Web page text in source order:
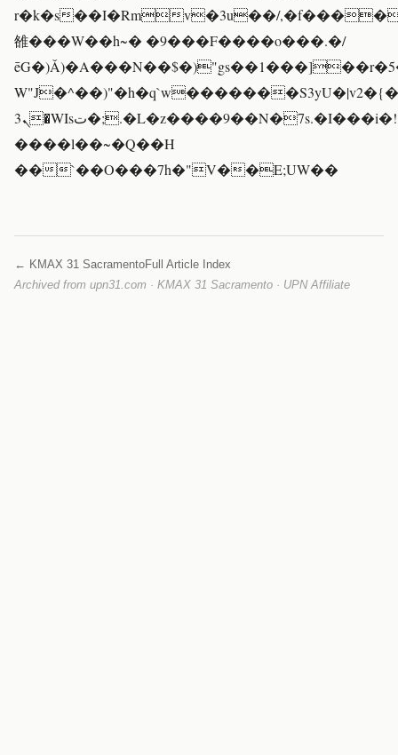
r�k�s��I�Rmv�3u��/
雒���W��h~� �9���F����o���.�/
ܢ3�WIsت�;.�L�z����9��N�7s.�I���i�!
����l��~�Q��H
��`��O���7h�"V��E;UW��
← KMAX 31 SacramentoFull Article Index
Archived from upn31.com · KMAX 31 Sacramento · UPN Affiliate